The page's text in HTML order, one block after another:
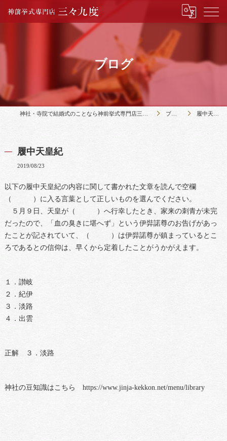
ブログ
ブログ 履中天皇紀
履中天皇紀
2019/08/23
以下の履中天皇紀の内容に関して書かれた文章を読んで空欄
（ ）に入る言葉として正しいものを選んでください。
５月９日、天皇が（ ）へ行幸したとき、家来の刺青が未完
だったので、「血の臭きに堪へず」という伊弉諾尊のお告げがあっ
たことが記されていて、（ ）は伊弉諾尊が鎮まっているとこ
ろであるとの信仰は、早くから定着したことがうかがえます。
１．讃岐
２．紀伊
３．淡路
４．出雲
正解 ３．淡路
神社の豆知識はこちら https://www.jinja-kekkon.net/menu/library